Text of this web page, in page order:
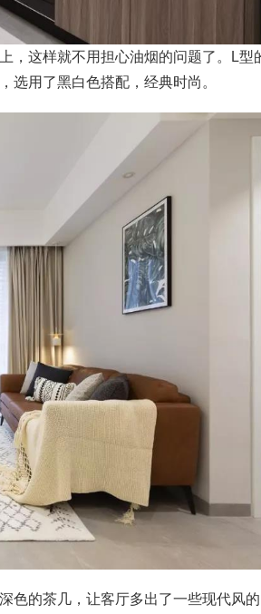
，这样就不用担心油烟的问题了。L型
选用了黑白色搭配，经典时尚。
色的茶几，让客厅多出了一些现代风